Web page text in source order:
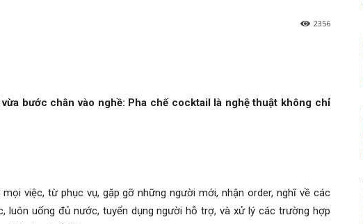
2356
bước chân vào nghề: Pha chế cocktail là nghệ thuật không chỉ
việc, từ phục vụ, gặp gỡ những người mới, nhận order, nghĩ về các
luôn uống đủ nước, tuyển dụng người hỗ trợ, và xử lý các trường hợp